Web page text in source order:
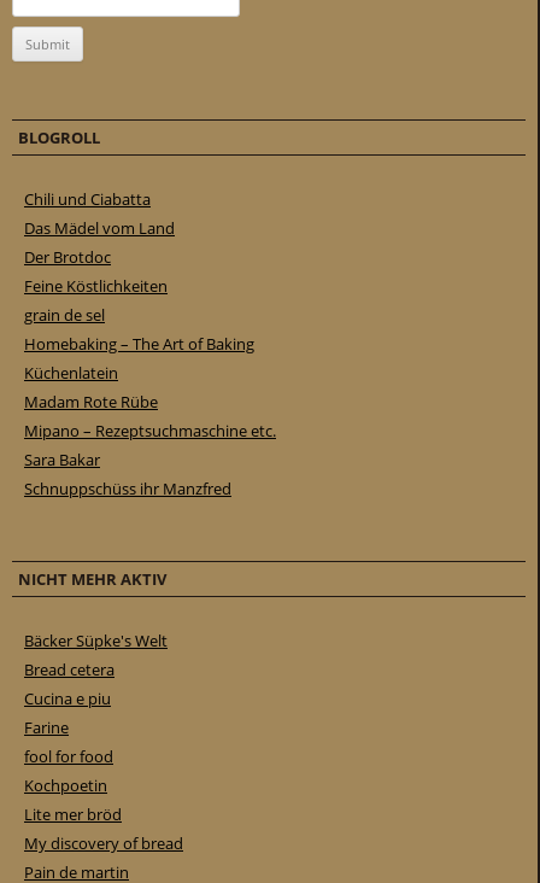
BLOGROLL
Chili und Ciabatta
Das Mädel vom Land
Der Brotdoc
Feine Köstlichkeiten
grain de sel
Homebaking – The Art of Baking
Küchenlatein
Madam Rote Rübe
Mipano – Rezeptsuchmaschine etc.
Sara Bakar
Schnuppschüss ihr Manzfred
NICHT MEHR AKTIV
Bäcker Süpke's Welt
Bread cetera
Cucina e piu
Farine
fool for food
Kochpoetin
Lite mer bröd
My discovery of bread
Pain de martin